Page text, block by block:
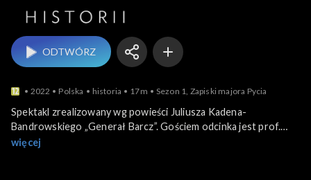
ODTWÓRZ
2022 Polska historia 17m Sezon 1, Zapiski majora Pycia
Spektakl zrealizowany wg powieści Juliusza Kadena-
Bandrowskiego „Generał Barcz”. Gościem odcinka jest prof.
Janusz Odziemkowski, historyk.
więcej